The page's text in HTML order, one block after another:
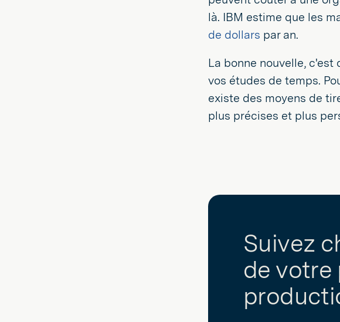
là. IBM estime que les
de dollars par an.
La bonne nouvelle,
vos études de temps.
existe des moyens de
plus précises et plus
Suivez
de votre